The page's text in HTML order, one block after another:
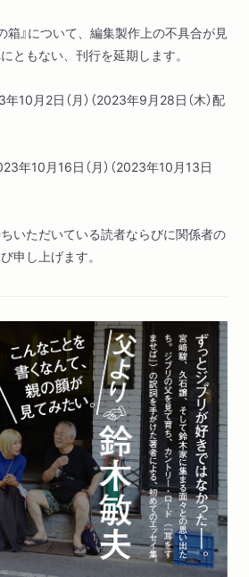
箱』について、編集製作上の不具合が見
ともない、刊行を延期します。
10月2日（月）（2023年9月28日（木）配
年10月16日（月）（2023年10月13日
いただいている読者ならびに関係者の
申し上げます。